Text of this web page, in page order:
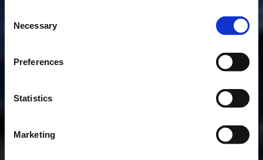
Selection
Necessary
Preferences
Statistics
Marketing